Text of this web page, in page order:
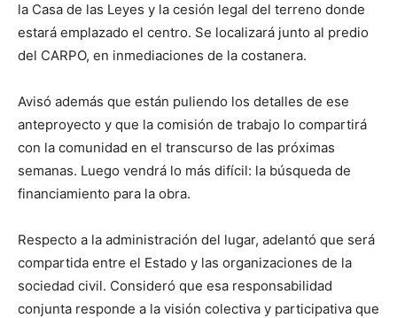
la Casa de las Leyes y la cesión legal del terreno donde
estará emplazado el centro. Se localizará junto al predio
del CARPO, en inmediaciones de la costanera.
Avisó además que están puliendo los detalles de ese
anteproyecto y que la comisión de trabajo lo compartirá
con la comunidad en el transcurso de las próximas
semanas. Luego vendrá lo más difícil: la búsqueda de
financiamiento para la obra.
Respecto a la administración del lugar, adelantó que será
compartida entre el Estado y las organizaciones de la
sociedad civil. Consideró que esa responsabilidad
conjunta responde a la visión colectiva y participativa que